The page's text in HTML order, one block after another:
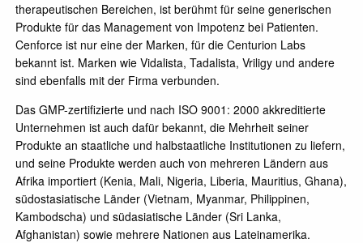
therapeutischen Bereichen, ist berühmt für seine generischen
Produkte für das Management von Impotenz bei Patienten.
Cenforce ist nur eine der Marken, für die Centurion Labs
bekannt ist. Marken wie Vidalista, Tadalista, Vriligy und andere
sind ebenfalls mit der Firma verbunden.
Das GMP-zertifizierte und nach ISO 9001: 2000 akkreditierte
Unternehmen ist auch dafür bekannt, die Mehrheit seiner
Produkte an staatliche und halbstaatliche Institutionen zu liefern,
und seine Produkte werden auch von mehreren Ländern aus
Afrika importiert (Kenia, Mali, Nigeria, Liberia, Mauritius, Ghana),
südostasiatische Länder (Vietnam, Myanmar, Philippinen,
Kambodscha) und südasiatische Länder (Sri Lanka,
Afghanistan) sowie mehrere Nationen aus Lateinamerika.